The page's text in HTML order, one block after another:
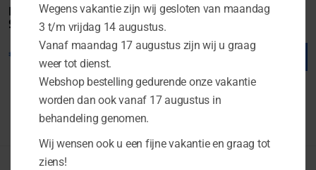
BOXMORE BXA M80
S3.1
€ 199.00
Boxmore BXE M100FL
€129.00
Wegens vakantie zijn wij gesloten van maandag
3 t/m vrijdag 14 augustus.
Vanaf maandag 17 augustus zijn wij u graag
weer tot dienst.
Webshop bestelling gedurende onze vakantie
worden dan ook vanaf 17 augustus in
behandeling genomen.
Wij wensen ook u een fijne vakantie en graag tot
ziens!